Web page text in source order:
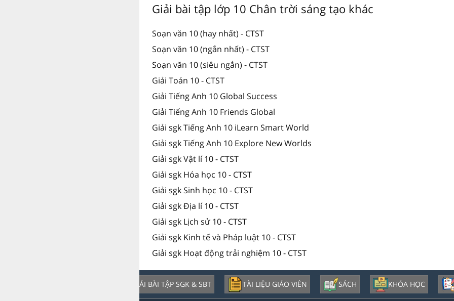
Giải bài tập lớp 10 Chân trời sáng tạo khác
Soạn văn 10 (hay nhất) - CTST
Soạn văn 10 (ngắn nhất) - CTST
Soạn văn 10 (siêu ngắn) - CTST
Giải Toán 10 - CTST
Giải Tiếng Anh 10 Global Success
Giải Tiếng Anh 10 Friends Global
Giải sgk Tiếng Anh 10 iLearn Smart World
Giải sgk Tiếng Anh 10 Explore New Worlds
Giải sgk Vật lí 10 - CTST
Giải sgk Hóa học 10 - CTST
Giải sgk Sinh học 10 - CTST
Giải sgk Địa lí 10 - CTST
Giải sgk Lịch sử 10 - CTST
Giải sgk Kinh tế và Pháp luật 10 - CTST
Giải sgk Hoạt động trải nghiệm 10 - CTST
GIẢI BÀI TẬP SGK & SBT TÀI LIỆU GIÁO VIÊN SÁCH KHÓA HỌC